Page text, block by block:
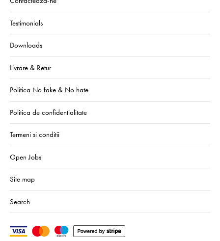
Testimonials
Downloads
Livrare & Retur
Politica No fake & No hate
Politica de confidentialitate
Termeni si conditii
Open Jobs
Site map
Search